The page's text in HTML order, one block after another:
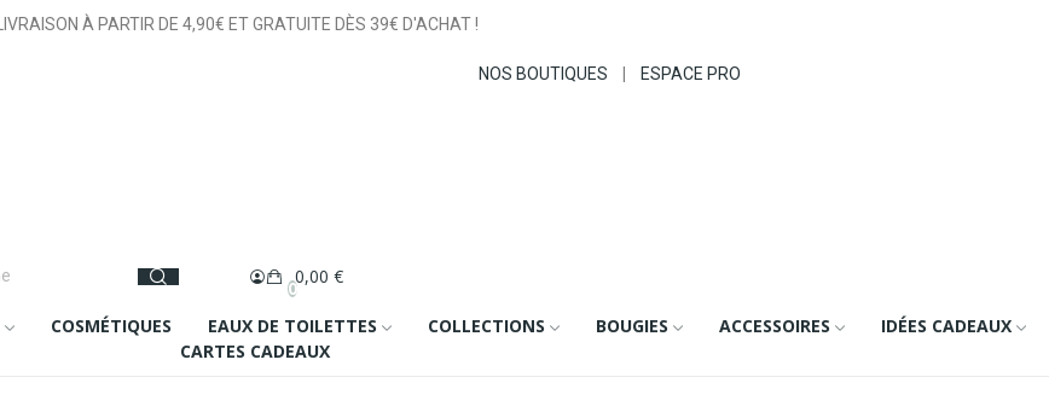
LIVRAISON À PARTIR DE 4,90€ ET GRATUITE DÈS 39€ D'ACHAT !
NOS BOUTIQUES ESPACE PRO
0,00 €
0
COSMÉTIQUES EAUX DE TOILETTES COLLECTIONS BOUGIES ACCESSOIRES
IDÉES CADEAUX
CARTES CADEAUX